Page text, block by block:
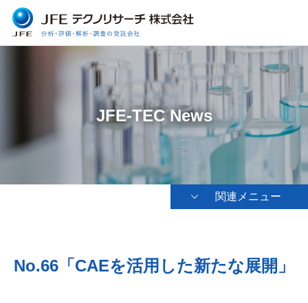
JFE-TEC News
関連メニュー
No.66「CAEを活用した新たな展開」